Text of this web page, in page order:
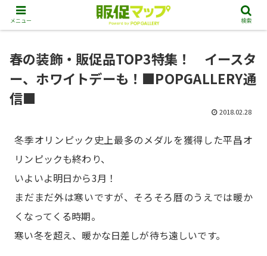
春の装飾・販促品TOP3特集！ イースタ
ー、ホワイトデーも！■POPGALLERY通
信■
2018.02.28
冬季オリンピック史上最多のメダルを獲得した平昌オ
リンピックも終わり、
いよいよ明日から3月！
まだまだ外は寒いですが、そろそろ暦のうえでは暖か
くなってくる時期。
寒い冬を超え、暖かな日差しが待ち遠しいです。
メニュー 検索